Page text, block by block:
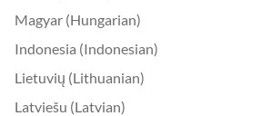
Magyar (Hungarian)
Indonesia (Indonesian)
Lietuvių (Lithuanian)
Latviešu (Latvian)